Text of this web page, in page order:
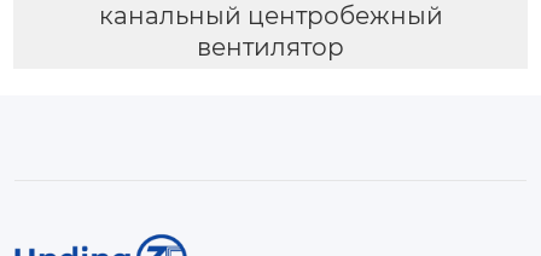
канальный центробежный
вентилятор